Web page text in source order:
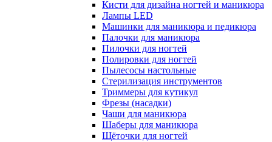
Кисти для дизайна ногтей и маникюра
Лампы LED
Машинки для маникюра и педикюра
Палочки для маникюра
Пилочки для ногтей
Полировки для ногтей
Пылесосы настольные
Стерилизация инструментов
Триммеры для кутикул
Фрезы (насадки)
Чаши для маникюра
Шаберы для маникюра
Щёточки для ногтей